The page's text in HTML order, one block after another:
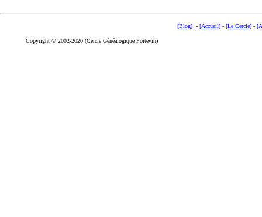
[Blog] - [Accueil]- [Le Cercle]-
Copyright © 2002-2020 (Cercle Généalogique Poitevin)